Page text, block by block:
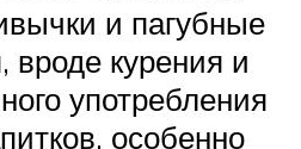
и пагубные
вроде курения и
употребления
особенно